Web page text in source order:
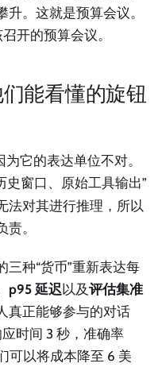
。这就是预算会议。
开的预算会议。
能看懂的旋钮
它的表达单位不对。
窗口、原始工具输出”
法对其进行推理，所以
。
种“货币”重新表达每
p95 延迟以及评估集准
真正能够参与的对话
应时间 3 秒，准确率
可以将成本降至 6 美